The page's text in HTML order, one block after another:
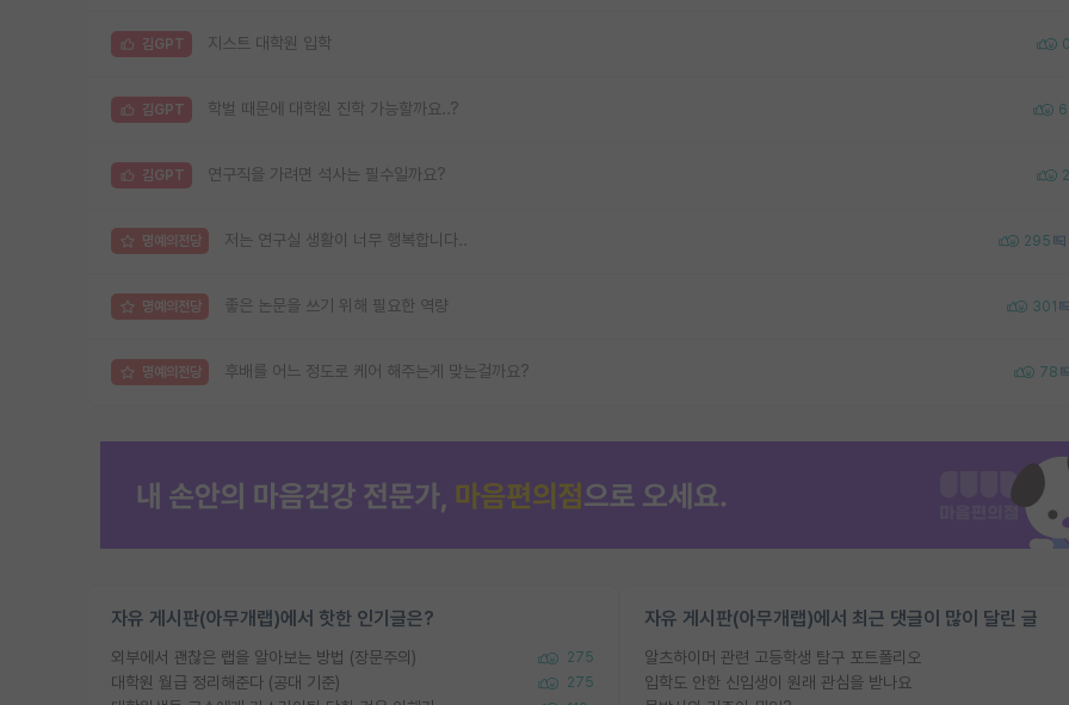
김GPT 지스트 대학원 입학
김GPT 학벌 때문에 대학원 진학 가능할까요..? 6
김GPT 연구직을 가려면 석사는 필수일까요? 2
명예의전당 저는 연구실 생활이 너무 행복합니다.. 295
명예의전당 좋은 논문을 쓰기 위해 필요한 역량 301
명예의전당 후배를 어느 정도로 케어 해주는게 맞는걸까요? 78
자유 게시판(아무개랩)에서 핫한 인기글은?
외부에서 괜찮은 랩을 알아보는 방법 (장문주의) 275
대학원 월급 정리해준다 (공대 기준) 275
자유 게시판(아무개랩)에서 최근 댓글이 많이 달린 글
알츠하이머 관련 고등학생 탐구 포트폴리오
입학도 안한 신입생이 원래 관심을 받나요